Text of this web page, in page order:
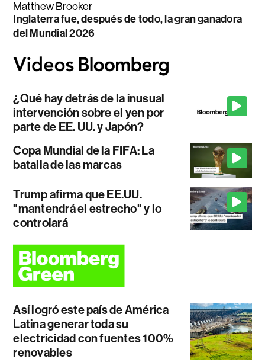
Matthew Brooker
Inglaterra fue, después de todo, la gran ganadora
del Mundial 2026
¿Qué hay detrás de la inusual
intervención sobre el yen por
parte de EE. UU. y Japón?
Copa Mundial de la FIFA: La
batalla de las marcas
Trump afirma que EE.UU.
"mantendrá el estrecho" y lo
controlará
Así logró este país de América
Latina generar toda su
electricidad con fuentes 100%
renovables